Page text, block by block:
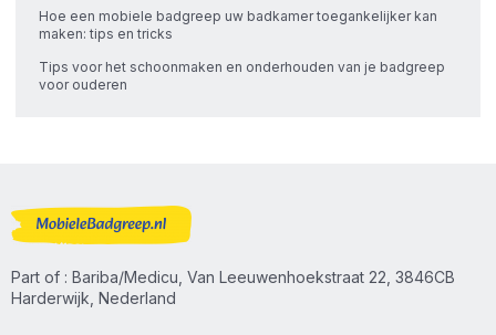
Hoe een mobiele badgreep uw badkamer toegankelijker kan
maken: tips en tricks
Tips voor het schoonmaken en onderhouden van je badgreep
voor ouderen
Part of : Bariba/Medicu, Van Leeuwenhoekstraat 22, 3846CB
Harderwijk, Nederland